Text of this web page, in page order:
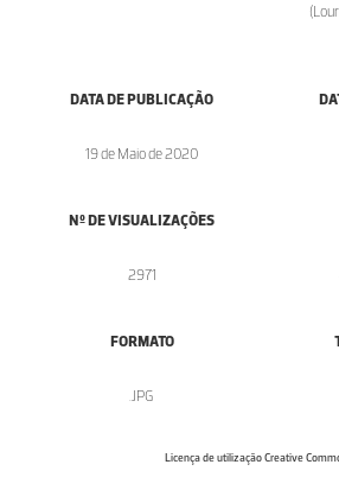
DATA DE PUBLICAÇÃO
19 de Maio de 2020
Nº DE VISUALIZAÇÕES
2971
FORMATO
.JPG
Licença de utilização Creative